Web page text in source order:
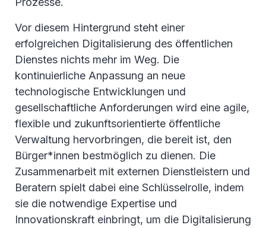
Vor diesem Hintergrund steht einer
erfolgreichen Digitalisierung des öffentlichen
Dienstes nichts mehr im Weg. Die
kontinuierliche Anpassung an neue
technologische Entwicklungen und
gesellschaftliche Anforderungen wird eine agile,
flexible und zukunftsorientierte öffentliche
Verwaltung hervorbringen, die bereit ist, den
Bürger*innen bestmöglich zu dienen. Die
Zusammenarbeit mit externen Dienstleistern und
Beratern spielt dabei eine Schlüsselrolle, indem
sie die notwendige Expertise und
Innovationskraft einbringt, um die Digitalisierung